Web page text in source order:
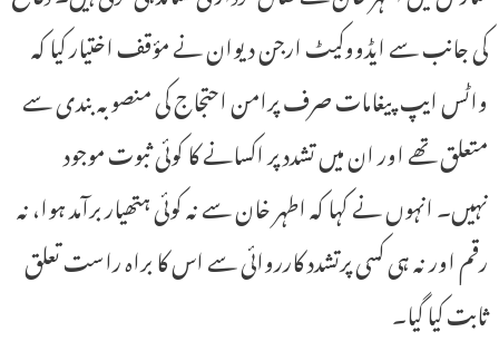
کی جانب سے ایڈووکیٹ ارجن دیوان نے مؤقف اختیار کیا کہ
واٹس ایپ پیغامات صرف پرامن احتجاج کی منصوبہ بندی سے
متعلق تھے اور ان میں تشدد پر اکسانے کا کوئی ثبوت موجود
نہیں۔ انہوں نے کہا کہ اطہر خان سے نہ کوئی ہتھیار برآمد ہوا، نہ
رقم اور نہ ہی کسی پرتشدد کارروائی سے اس کا براہ راست تعلق
ثابت کیا گیا۔